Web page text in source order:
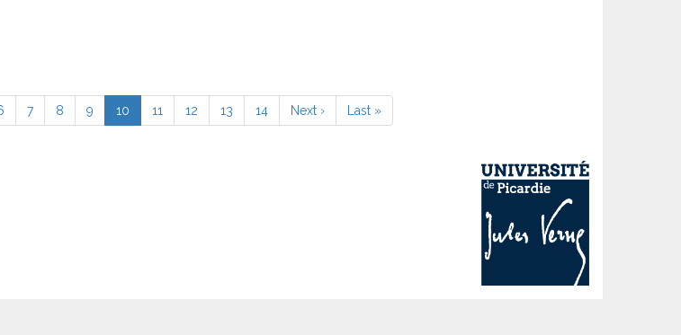
Page
7 Page
8 Page
9
Page
courante
10 Page
11 Page
12 Page
13 Page
14
Page
suivante
Next ›
Dernière
page
Last »